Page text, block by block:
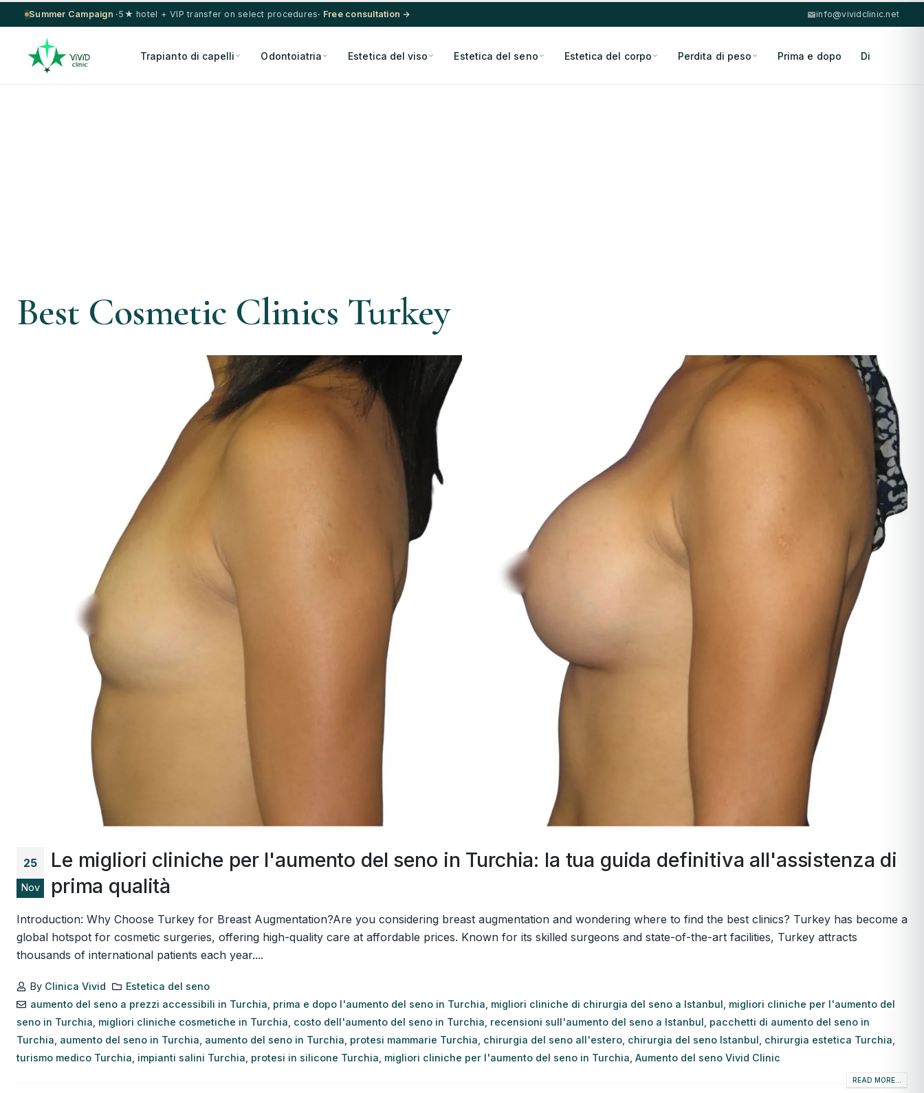
Summer Campaign ·5★ hotel + VIP transfer on select procedures· Free consultation → info@vividclinic.net
Trapianto di capelli Odontoiatria Estetica del viso Estetica del seno Estetica del corpo Perdita di peso Prima e dopo Di
Best Cosmetic Clinics Turkey
25
Nov
Le migliori cliniche per l'aumento del seno in Turchia: la tua guida definitiva all'assistenza di
prima qualità
Introduction: Why Choose Turkey for Breast Augmentation?Are you considering breast augmentation and wondering where to find the best clinics? Turkey has become a
global hotspot for cosmetic surgeries, offering high-quality care at affordable prices. Known for its skilled surgeons and state-of-the-art facilities, Turkey attracts
thousands of international patients each year....
By Clinica Vivid
Estetica del seno
aumento del seno a prezzi accessibili in Turchia prima e dopo l'aumento del seno in Turchia migliori cliniche di chirurgia del seno a Istanbul migliori cliniche per l'aumento del
seno in Turchia migliori cliniche cosmetiche in Turchia costo dell'aumento del seno in Turchia recensioni sull'aumento del seno a Istanbul pacchetti di aumento del seno in
Turchia aumento del seno in Turchia aumento del seno in Turchia protesi mammarie Turchia chirurgia del seno all'estero chirurgia del seno Istanbul chirurgia estetica Turchia
turismo medico Turchia impianti salini Turchia protesi in silicone Turchia migliori cliniche per l'aumento del seno in Turchia Aumento del seno Vivid Clinic
READ MORE...